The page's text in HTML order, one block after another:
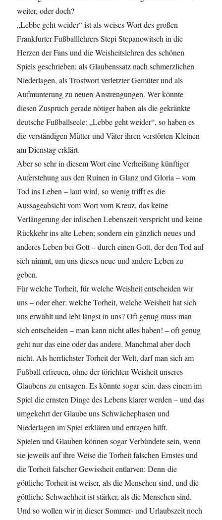
weiter, oder doch?
„Lebbe geht weider“ ist als weises Wort des großen
Frankfurter Fußballlehrers Stepi Stepanowitsch in die
Herzen der Fans und die Weisheitslehren des schönen
Spiels geschrieben: als Glaubenssatz nach schmerzlichen
Niederlagen, als Trostwort verletzter Gemüter und als
Aufmunterung zu neuen Anstrengungen. Wer könnte
diesen Zuspruch gerade nötiger haben als die gekränkte
deutsche Fußballseele: „Lebbe geht weider“, so haben es
die verständigen Mütter und Väter ihren verstörten Kleinen
am Dienstag erklärt.
Aber so sehr in diesem Wort eine Verheißung künftiger
Auferstehung aus den Ruinen in Glanz und Gloria – vom
Tod ins Leben – laut wird, so wenig trifft es die
Aussageabsicht vom Wort vom Kreuz, das keine
Verlängerung der irdischen Lebenszeit verspricht und keine
Rückkehr ins alte Leben; sondern ein gänzlich neues und
anderes Leben bei Gott – durch einen Gott, der den Tod auf
sich nimmt, um uns dieses neue und andere Leben zu
geben.
Für welche Torheit, für welche Weisheit entscheiden wir
uns – oder eher: welche Torheit, welche Weisheit hat sich
uns erwählt und lebt längst in uns? Oft genug muss man
sich entscheiden – man kann nicht alles haben! – oft genug
geht nur das eine oder das andere. Manchmal aber doch
nicht. Als herrlichster Torheit der Welt, darf man sich am
Fußball erfreuen, ohne der törichten Weisheit unseres
Glaubens zu entsagen. Es könnte sogar sein, dass einem im
Spiel die ernsten Dinge des Lebens klarer werden – und das
umgekehrt der Glaube uns Schwächephasen und
Niederlagen im Spiel erklären und ertragen hilft.
Spielen und Glauben können sogar Verbündete sein, wenn
sie jeweils auf ihre Weise die Torheit falschen Ernstes und
die Torheit falscher Gewissheit entlarven: Denn die
göttliche Torheit ist weiser, als die Menschen sind, und die
göttliche Schwachheit ist stärker, als die Menschen sind.
Und so wollen wir in dieser Sommer- und Urlaubszeit noch